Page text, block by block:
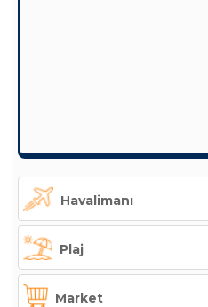
Havalimanı
Plaj
Market